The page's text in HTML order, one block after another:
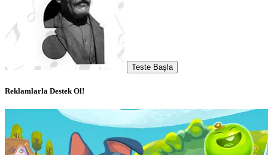
Teste Başla
Reklamlarla Destek Ol!